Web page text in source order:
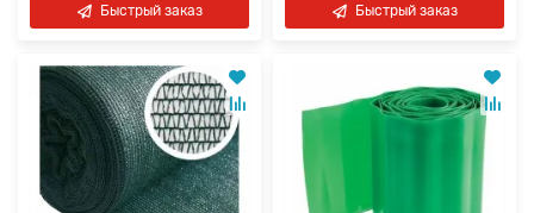
Быстрый заказ Быстрый заказ